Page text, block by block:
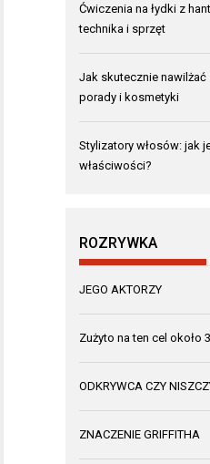
Ćwiczenia na łydki z
technika i sprzęt
Jak skutecznie nawilżać
porady i kosmetyki
Stylizatory włosów: jak
właściwości?
ROZRYWKA
JEGO AKTORZY
Zużyto na ten cel około
ODKRYWCA CZY
ZNACZENIE GRIFFITHA